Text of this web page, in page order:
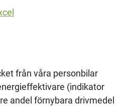
från våra personbilar
(indikator
andel förnybara drivmedel